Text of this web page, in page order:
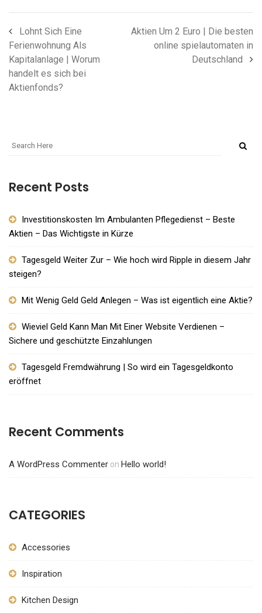
Lohnt Sich Eine
Ferienwohnung Als
Kapitalanlage | Worum
handelt es sich bei
Aktienfonds?
Aktien Um 2 Euro | Die besten
online spielautomaten in
Deutschland
Recent Posts
Investitionskosten Im Ambulanten Pflegedienst – Beste
Aktien – Das Wichtigste in Kürze
Tagesgeld Weiter Zur – Wie hoch wird Ripple in diesem Jahr
steigen?
Mit Wenig Geld Geld Anlegen – Was ist eigentlich eine Aktie?
Wieviel Geld Kann Man Mit Einer Website Verdienen –
Sichere und geschützte Einzahlungen
Tagesgeld Fremdwährung | So wird ein Tagesgeldkonto
eröffnet
Recent Comments
A WordPress Commenter on Hello world!
CATEGORIES
Accessories
Inspiration
Kitchen Design